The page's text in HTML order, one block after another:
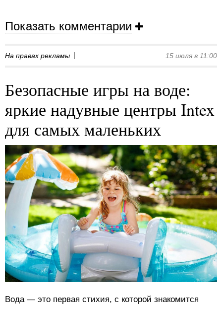
Показать комментарии
На правах рекламы 15 июля в 11:00
Безопасные игры на воде:
яркие надувные центры Intex
для самых маленьких
Вода — это первая стихия, с которой знакомится